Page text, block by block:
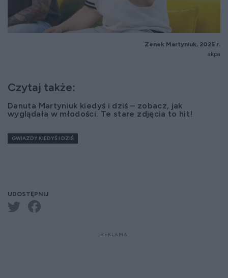
Zenek Martyniuk, 2025 r.
akpa
Czytaj także:
Danuta Martyniuk kiedyś i dziś – zobacz, jak
wyglądała w młodości. Te stare zdjęcia to hit!
GWIAZDY KIEDYŚ I DZIŚ
UDOSTĘPNIJ